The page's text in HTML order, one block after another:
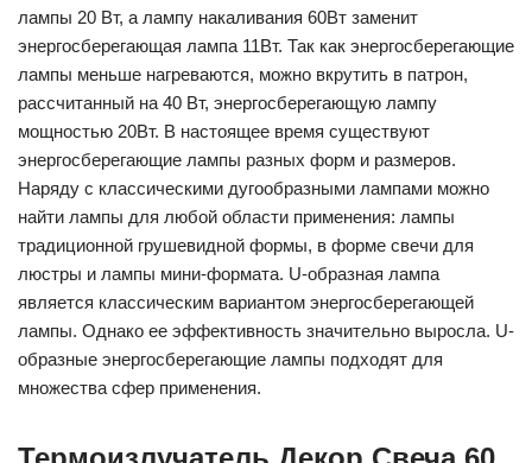
лампы 20 Вт, а лампу накаливания 60Вт заменит
энергосберегающая лампа 11Вт. Так как энергосберегающие
лампы меньше нагреваются, можно вкрутить в патрон,
рассчитанный на 40 Вт, энергосберегающую лампу
мощностью 20Вт. В настоящее время существуют
энергосберегающие лампы разных форм и размеров.
Наряду с классическими дугообразными лампами можно
найти лампы для любой области применения: лампы
традиционной грушевидной формы, в форме свечи для
люстры и лампы мини-формата. U-образная лампа
является классическим вариантом энергосберегающей
лампы. Однако ее эффективность значительно выросла. U-
образные энергосберегающие лампы подходят для
множества сфер применения.